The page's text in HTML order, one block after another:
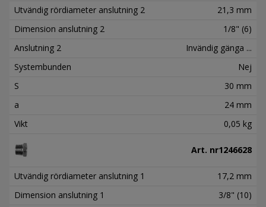
Utvändig rördiameter anslutning 2
21,3 mm
Dimension anslutning 2
1/8" (6)
Anslutning 2
Invändig gänga ...
Systembunden
Nej
S
30 mm
a
24 mm
Vikt
0,05 kg
Art. nr1246628
Utvändig rördiameter anslutning 1
17,2 mm
Dimension anslutning 1
3/8" (10)